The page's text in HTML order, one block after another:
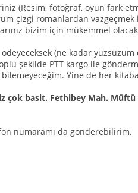
(Resim, fotoğraf, oyun fark
çizgi romanlardan vazgeçmek
bizim için mükemmel
(ne kadar
şekilde PTT kargo ile
Yine de her kitaba
basit. Fethibey Mah. Müftü
numaramı da gönderebilirim.